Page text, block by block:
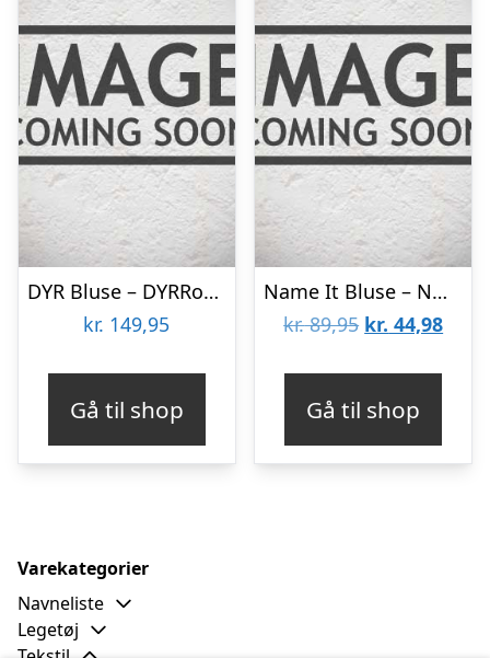
DYR Bluse – DYRRoar – Grøn m. Dinosaurus
kr. 149,95
Gå til shop
Name It Bluse – NmfVix – Bright White/Cool Dino
kr.89,95 Den
kr. 89,95.
kr. 44,98Den
kr.
Gå til shop
Varekategorier
Navneliste
Legetøj